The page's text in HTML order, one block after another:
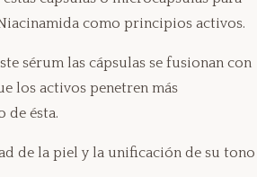
como principios activos.
sérum las cápsulas se fusionan con
los activos penetren más
de ésta.
de la piel y la unificación de su tono